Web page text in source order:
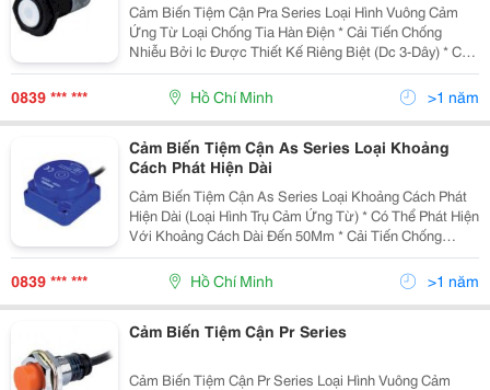
Cảm Biến Tiệm Cận Pra Series Loại Hình Vuông Cảm
Ứng Từ Loại Chống Tia Hàn Điện * Cải Tiến Chống
Nhiễu Bởi Ic Được Thiết Kế Riêng Biệt (Dc 3-Dây) * Có
Mạch Bảo Vệ Nối Ngược Cực Nguồn (Dc 3-Dây) * Có
Mạch Bảo Vệ Quá Áp (Dc/Ac) * Có Mạch Bảo Vệ Q
0839 *** *** Hồ Chí Minh >1 năm
Cảm Biến Tiệm Cận As Series Loại Khoảng
Cách Phát Hiện Dài
Cảm Biến Tiệm Cận As Series Loại Khoảng Cách Phát
Hiện Dài (Loại Hình Trụ Cảm Ứng Từ) * Có Thể Phát Hiện
Với Khoảng Cách Dài Đến 50Mm * Cải Tiến Chống
Nhiễu Bởi Ic Được Thiết Kế Riêng Biệt * Có Mạch Bảo
Vệ Nối Ngược Cực Nguồn, Quá Áp, Quá Dòng
0839 *** *** Hồ Chí Minh >1 năm
Cảm Biến Tiệm Cận Pr Series
Cảm Biến Tiệm Cận Pr Series Loại Hình Vuông Cảm